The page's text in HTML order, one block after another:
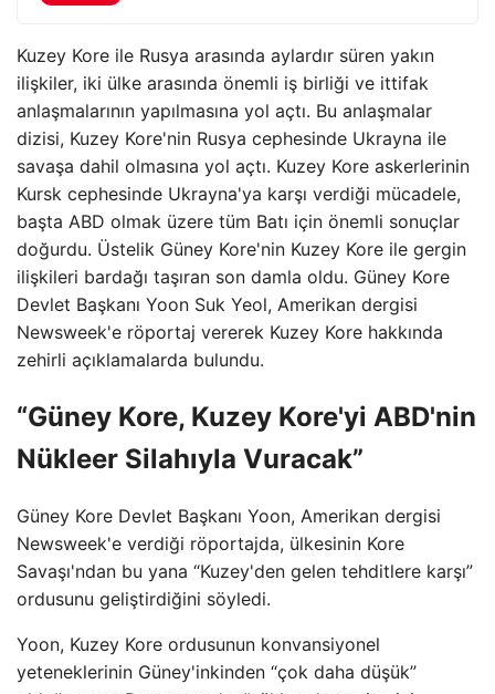
Kuzey Kore ile Rusya arasında aylardır süren yakın
ilişkiler, iki ülke arasında önemli iş birliği ve ittifak
anlaşmalarının yapılmasına yol açtı. Bu anlaşmalar
dizisi, Kuzey Kore'nin Rusya cephesinde Ukrayna ile
savaşa dahil olmasına yol açtı. Kuzey Kore askerlerinin
Kursk cephesinde Ukrayna'ya karşı verdiği mücadele,
başta ABD olmak üzere tüm Batı için önemli sonuçlar
doğurdu. Üstelik Güney Kore'nin Kuzey Kore ile gergin
ilişkileri bardağı taşıran son damla oldu. Güney Kore
Devlet Başkanı Yoon Suk Yeol, Amerikan dergisi
Newsweek'e röportaj vererek Kuzey Kore hakkında
zehirli açıklamalarda bulundu.
“Güney Kore, Kuzey Kore'yi ABD'nin
Nükleer Silahıyla Vuracak”
Güney Kore Devlet Başkanı Yoon, Amerikan dergisi
Newsweek'e verdiği röportajda, ülkesinin Kore
Savaşı'ndan bu yana “Kuzey'den gelen tehditlere karşı”
ordusunu geliştirdiğini söyledi.
Yoon, Kuzey Kore ordusunun konvansiyonel
yeteneklerinin Güney'inkinden “çok daha düşük”